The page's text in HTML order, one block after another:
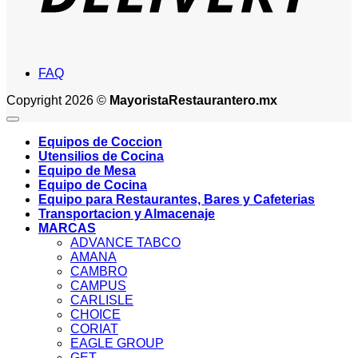
FAQ
Copyright 2026 © MayoristaRestaurantero.mx
Equipos de Coccion
Utensilios de Cocina
Equipo de Mesa
Equipo de Cocina
Equipo para Restaurantes, Bares y Cafeterias
Transportacion y Almacenaje
MARCAS
ADVANCE TABCO
AMANA
CAMBRO
CAMPUS
CARLISLE
CHOICE
CORIAT
EAGLE GROUP